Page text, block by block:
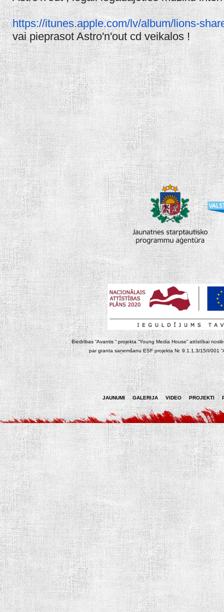
https://itunes.apple.com/lv/album/lions-
vai pieprasot Astro'n'out cd veikalos !
Biedrības “Avantis “ projekta “Young Media House” attīstībai
par granta saņemšanu ESF projekta Nr. 9.1.1.3/15/I/001
JAUNUMI GALERIJA VIDEO PROJEKTI